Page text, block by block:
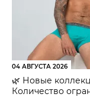
04 АВГУСТА 2026
🌿 Новые
Количество